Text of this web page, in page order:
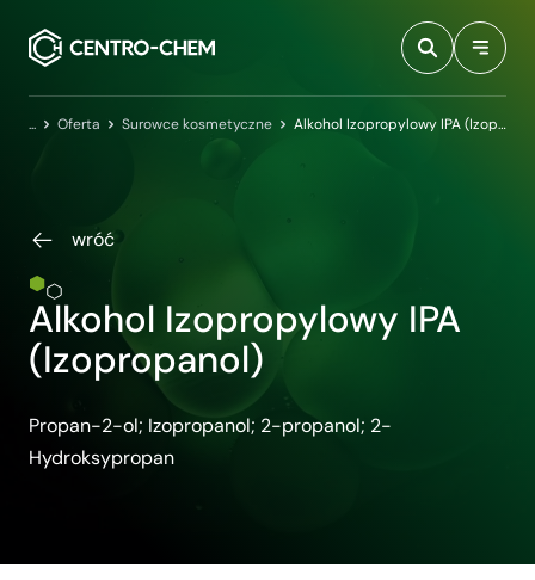
Centro-Chem
Oferta Surowce kosmetyczne Alkohol Izopropylowy IPA (Izopropanol)
wróć
Alkohol Izopropylowy IPA
(Izopropanol)
Propan-2-ol; Izopropanol; 2-propanol; 2-
Hydroksypropan